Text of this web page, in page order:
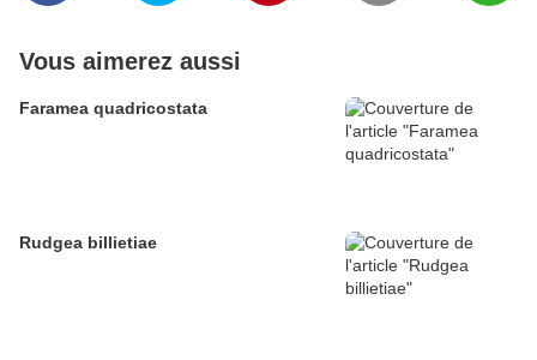
Vous aimerez aussi
Faramea quadricostata
Rudgea billietiae